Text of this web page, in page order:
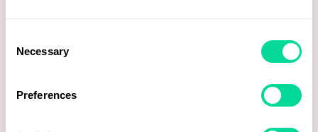
Selection
Necessary
Preferences